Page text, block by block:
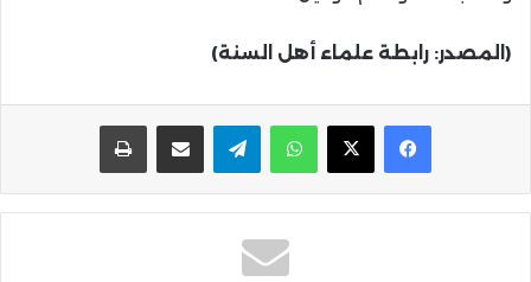
(المصدر: رابطة علماء أهل السنة)
واتساب تيلقرام مشاركة عبر البريد